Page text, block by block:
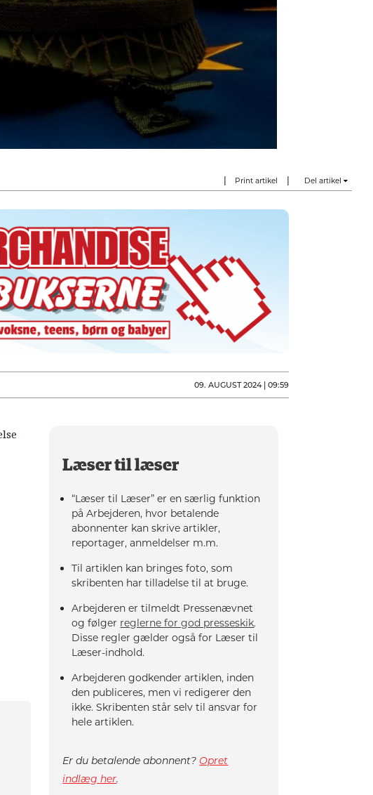
Print artikel Del artikel
09. AUGUST 2024 | 09:59
Læser til læser
“Læser til Læser” er en særlig funktion
på Arbejderen, hvor betalende
abonnenter kan skrive artikler,
reportager, anmeldelser m.m.
Til artiklen kan bringes foto, som
skribenten har tilladelse til at bruge.
Arbejderen er tilmeldt Pressenævnet
og følger reglerne for god presseskik.
Disse regler gælder også for Læser til
Læser-indhold.
Arbejderen godkender artiklen, inden
den publiceres, men vi redigerer den
ikke. Skribenten står selv til ansvar for
hele artiklen.
Er du betalende abonnent? Opret
indlæg her.